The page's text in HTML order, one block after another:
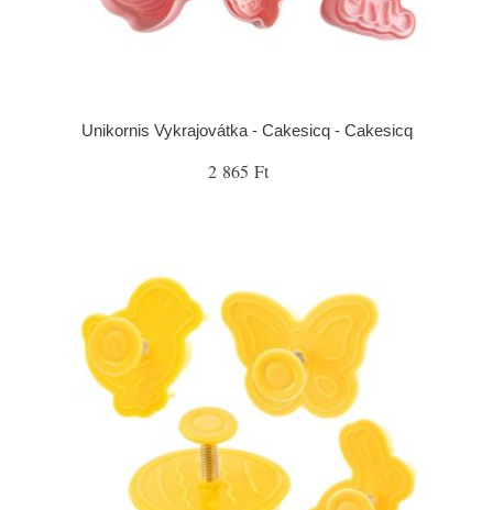
Unikornis Vykrajovátka - Cakesicq - Cakesicq
2 865 Ft